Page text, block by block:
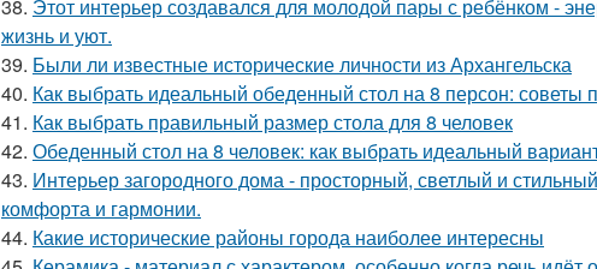
38. Этот интерьер создавался для молодой пары с ребёнком -
жизнь и уют.
39. Были ли известные исторические личности из Архангельска
40. Как выбрать идеальный обеденный стол на 8 персон: советы
41. Как выбрать правильный размер стола для 8 человек
42. Обеденный стол на 8 человек: как выбрать идеальный
43. Интерьер загородного дома - просторный, светлый и
комфорта и гармонии.
44. Какие исторические районы города наиболее интересны